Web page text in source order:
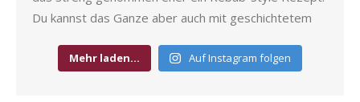
Mehr laden… Auf Instagram folgen